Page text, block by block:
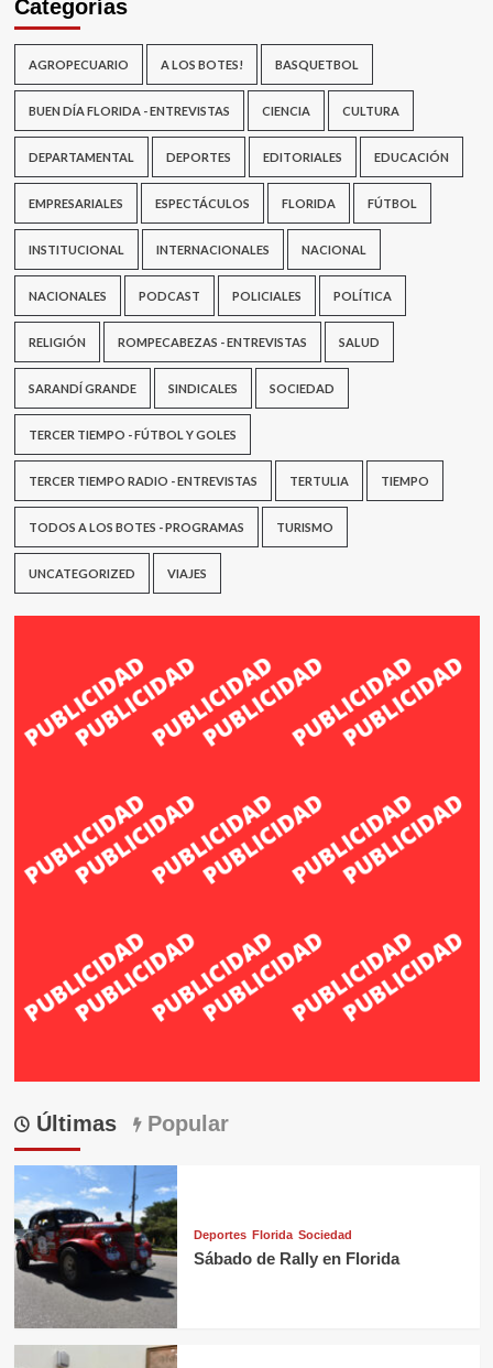
Categorías
AGROPECUARIO A LOS BOTES! BASQUETBOL
BUEN DÍA FLORIDA - ENTREVISTAS CIENCIA CULTURA
DEPARTAMENTAL DEPORTES EDITORIALES EDUCACIÓN
EMPRESARIALES ESPECTÁCULOS FLORIDA FÚTBOL
INSTITUCIONAL INTERNACIONALES NACIONAL
NACIONALES PODCAST POLICIALES POLÍTICA
RELIGIÓN ROMPECABEZAS - ENTREVISTAS SALUD
SARANDÍ GRANDE SINDICALES SOCIEDAD
TERCER TIEMPO - FÚTBOL Y GOLES
TERCER TIEMPO RADIO - ENTREVISTAS TERTULIA TIEMPO
TODOS A LOS BOTES - PROGRAMAS TURISMO
UNCATEGORIZED VIAJES
Últimas Popular
Deportes Florida Sociedad
Sábado de Rally en Florida